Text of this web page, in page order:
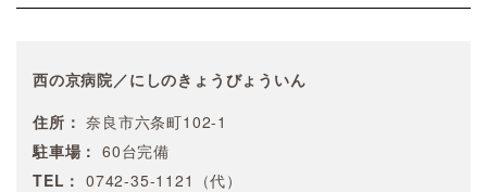
西の京病院／にしのきょうびょういん
住所： 奈良市六条町102-1
駐車場： 60台完備
TEL： 0742-35-1121（代）